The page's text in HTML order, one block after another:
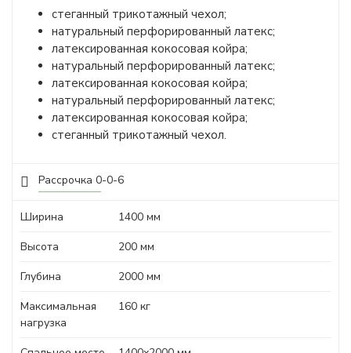
Рассрочка 0-0-6
стеганный трикотажный чехол;
натуральный перфорированный латекс;
латексированная кокосовая койра;
натуральный перфорированный латекс;
латексированная кокосовая койра;
натуральный перфорированный латекс;
латексированная кокосовая койра;
стеганный трикотажный чехол.
Ширина
1400 мм
Высота
200 мм
Глубина
2000 мм
Максимальная
нагрузка
160 кг